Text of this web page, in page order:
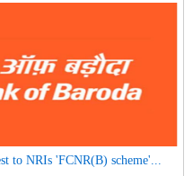
to NRIs 'FCNR(B) scheme'...